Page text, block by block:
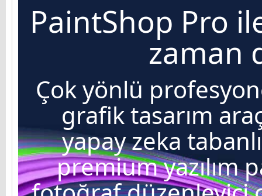
PaintShop Pro
zaman
Çok yönlü
grafik tasarım
yapay zeka
premium yazılım